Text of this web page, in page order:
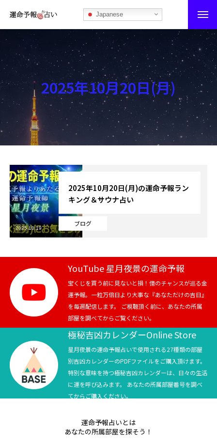
Japanese
運命予報占い
運命予報占いとは
あなたの所属部屋を探そう！
最恐の相性占い
秘伝公開！吉凶カレンダー
記事カテゴリー
ブログ
お知らせ
芸能界
テニス
スポーツ
競馬
テニス四大大会・五輪
テニス四大大会・五輪
2025年10月20日(月)
ブログ
2025年10月20日(月)の運命予報ラン
キング＆サウナ占い
2025.10.19
YouTube 星月夜景の運命予報
宝くじを買う前に見ないと損！億のチャンスが巡る金
運予報。一粒万倍日より大事な『あなただけの吉日』
を毎週配信します。 ご視聴頂く前に、あなたの所属
部屋を調べてからご覧ください。
極秘吉凶カレンダーOnline Store
星月夜景の運命予報占いで使用される27種類の部屋
別吉凶カレンダーのPDFファイルをご購入頂けます。
特別な意味を持つ極秘吉凶カレンダーは、日々の生活
に運を呼び込みます。 あなたの所属部屋番号を調べ
てからご購入ください。
運命予報占いとは
あなたの所属部屋を探そう！